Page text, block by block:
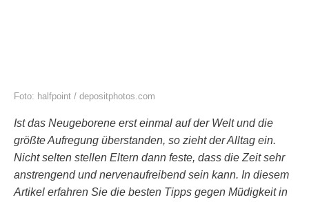
Foto: halfpoint / depositphotos.com
Ist das Neugeborene erst einmal auf der Welt und die
größte Aufregung überstanden, so zieht der Alltag ein.
Nicht selten stellen Eltern dann feste, dass die Zeit sehr
anstrengend und nervenaufreibend sein kann. In diesem
Artikel erfahren Sie die besten Tipps gegen Müdigkeit in